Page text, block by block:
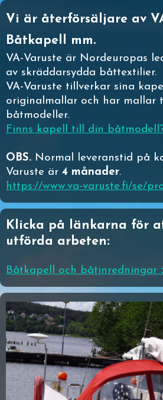
Vi är återförsäljare av
Båtkapell mm.
VA-Varuste är Nordeuropas
av skräddarsydda båttextilier.
VA-Varuste tillverkar sina
originalmallar och har mallar
båtmodeller.
Finns kapell till din
OBS. Normal leveranstid på
Varuste är 4 månader.
https://www.va-varuste.fi/se/
Klicka på länkarna för
utförda arbeten:
Båtkapell och båtinredningar